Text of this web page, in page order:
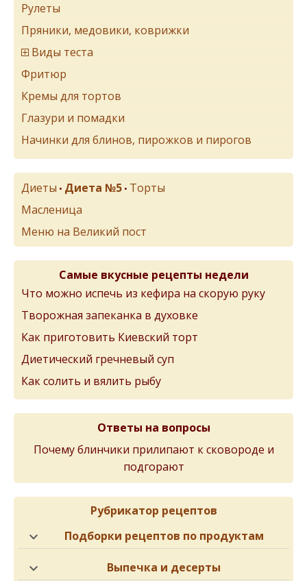
Рулеты
Пряники, медовики, коврижки
Виды теста
Фритюр
Кремы для тортов
Глазури и помадки
Начинки для блинов, пирожков и пирогов
Диеты • Диета №5 • Торты
Масленица
Меню на Великий пост
Самые вкусные рецепты недели
Что можно испечь из кефира на скорую руку
Творожная запеканка в духовке
Как приготовить Киевский торт
Диетический гречневый суп
Как солить и вялить рыбу
Ответы на вопросы
Почему блинчики прилипают к сковороде и
подгорают
Рубрикатор рецептов
Подборки рецептов по продуктам
Выпечка и десерты